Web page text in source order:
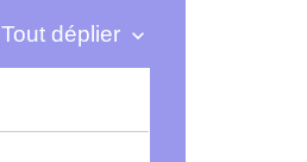
Tout déplier keyboard_arrow_down